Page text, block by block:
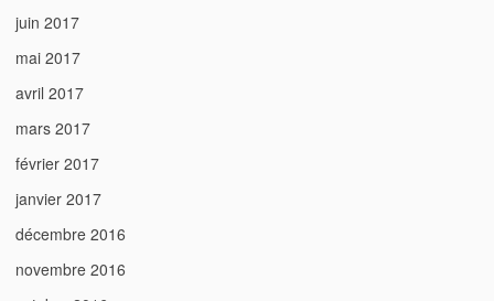
juin 2017
mai 2017
avril 2017
mars 2017
février 2017
janvier 2017
décembre 2016
novembre 2016